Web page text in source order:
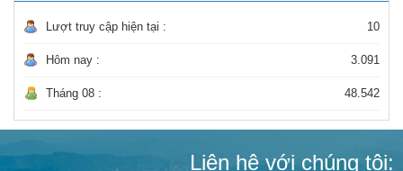
Lượt truy cập hiện tại : 10
Hôm nay : 3.091
Tháng 08 : 48.542
Liên hệ với chúng tôi: